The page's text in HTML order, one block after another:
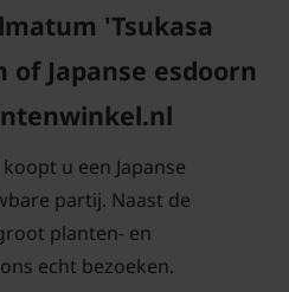
'Tsukasa
Japanse esdoorn
u een Japanse
partij. Naast de
planten- en
echt bezoeken.